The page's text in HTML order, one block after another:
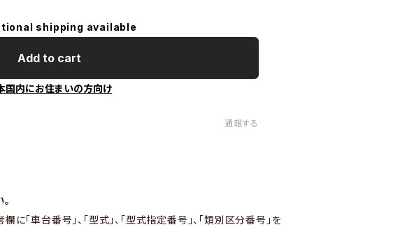
shipping available
Add to cart
国内にお住まいの方向け
通報する
に「車台番号」、「型式」、「型式指定番号」、「類別区分番号」を